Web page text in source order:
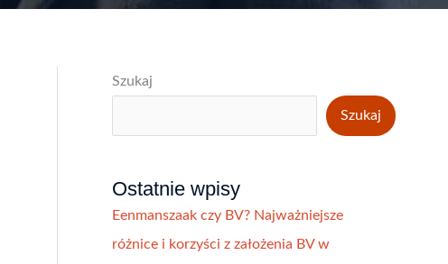
Szukaj
Szukaj
Ostatnie wpisy
Eenmanszaak czy BV? Najważniejsze
różnice i korzyści z założenia BV w